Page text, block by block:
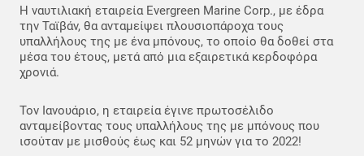
Η ναυτιλιακή εταιρεία Evergreen Marine Corp., με έδρα
την Ταϊβάν, θα ανταμείψει πλουσιοπάροχα τους
υπαλλήλους της με ένα μπόνους, το οποίο θα δοθεί στα
μέσα του έτους, μετά από μια εξαιρετικά κερδοφόρα
χρονιά.
Τον Ιανουάριο, η εταιρεία έγινε πρωτοσέλιδο
ανταμείβοντας τους υπαλλήλους της με μπόνους που
ισούταν με μισθούς έως και 52 μηνών για το 2022!